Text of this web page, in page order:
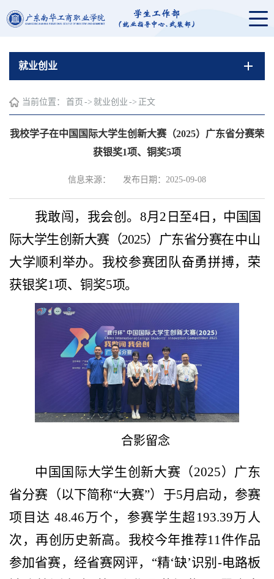
就业创业
当前位置： 首页 -> 就业创业 -> 正文
我校学子在中国国际大学生创新大赛（2025）广东省分赛荣
获银奖1项、铜奖5项
信息来源： 发布日期：2025-09-08
我敢闯，我会创。8月2 日至4日，中国国
际大学生创新大赛（2025）广东省分赛在中山
大学顺利举办。我校参赛团队奋勇拼搏，荣
获银奖1项、铜奖5项。
合影留念
中国国际大学生创新大赛（2025）广东
省分赛（以下简称“大赛”）于5月启动，参赛
项目达 48.46万个，参赛学生超193.39万人
次，再创历史新高。我校今年推荐11件作品
参加省赛，经省赛网评，“精‘缺’识别-电路板